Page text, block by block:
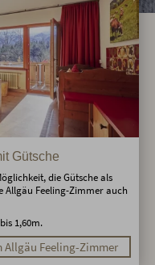
Gütsche
die Gütsche als
Allgäu Feeling-Zimmer auch
1,60m.
Allgäu Feeling-Zimmer